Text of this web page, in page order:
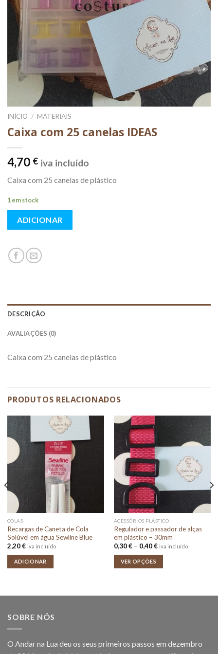
INÍCIO / MATERIAIS
Caixa com 25 canelas IDEAS
4,70 € iva incluído
Caixa com 25 canelas de plástico
1 em stock
ADICIONAR
DESCRIÇÃO
AVALIAÇÕES (0)
Caixa com 25 canelas de plástico
PRODUTOS RELACIONADOS
COLAS
Recargas de Caneta de Cola
Solúvel em água Sewline Blue
2,20€ iva incluído
ADICIONAR
ACESSÓRIOS PLÁSTICO
Regulador e passador de alças
em plástico – 30mm
0,30€ – 0,40€Price
0,40 €
iva incluído
VER OPÇÕES
SOBRE NÓS
O Andar na Lua deu os seus primeiros passos em dezembro